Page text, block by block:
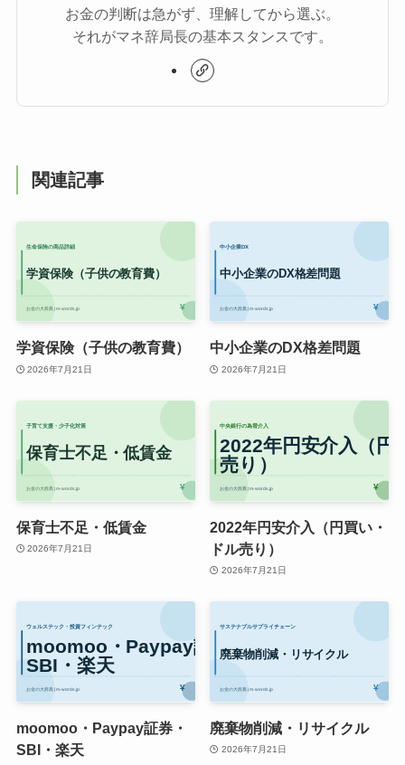
お金の判断は急がず、理解してから選ぶ。
それがマネ辞局長の基本スタンスです。
関連記事
学資保険（子供の教育費）
2026年7月21日
中小企業のDX格差問題
2026年7月21日
保育士不足・低賃金
2026年7月21日
2022年円安介入（円買い・
ドル売り）
2026年7月21日
moomoo・Paypay証券・
SBI・楽天
廃棄物削減・リサイクル
2026年7月21日